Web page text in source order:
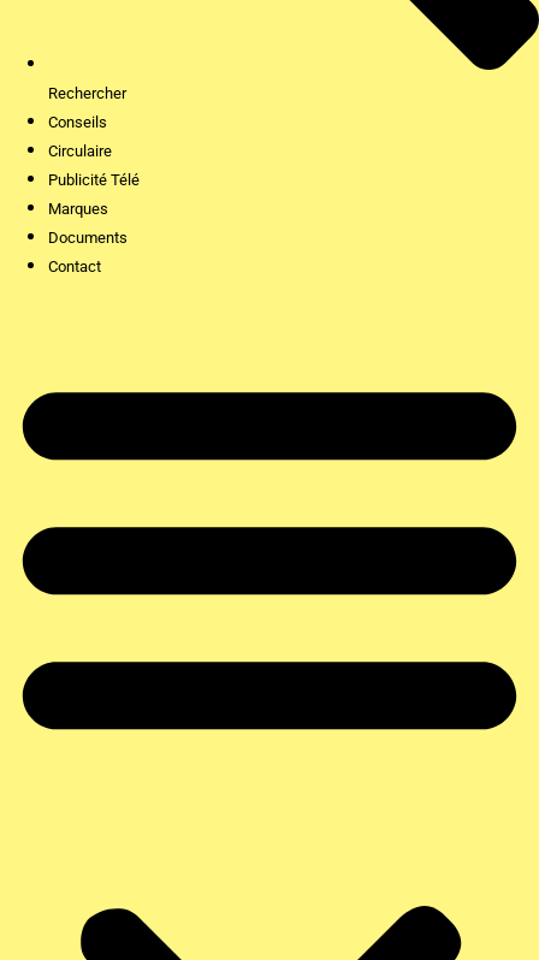
Rechercher
Conseils
Circulaire
Publicité Télé
Marques
Documents
Contact